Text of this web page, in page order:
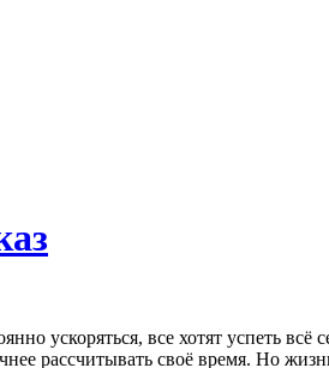
ускоряться, все хотят успеть всё
рассчитывать своё время. Но